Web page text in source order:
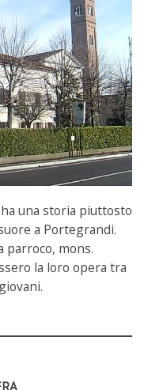
ha una storia piuttosto
a Portegrandi.
parroco, mons.
la loro opera tra